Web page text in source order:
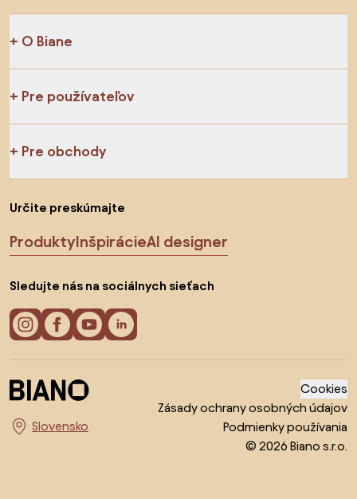
O Biane
Pre používateľov
Pre obchody
Určite preskúmajte
ProduktyInšpirácieAI designer
Sledujte nás na sociálnych sieťach
Vyberte krajinu
Cookies
Zásady ochrany osobných údajov
Podmienky používania
© 2026 Biano s.r.o.